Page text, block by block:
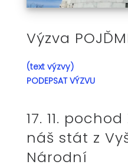
Výzva
(text výzvy)
PODEPSAT VÝZVU
17. 11.
náš stát z
Národní